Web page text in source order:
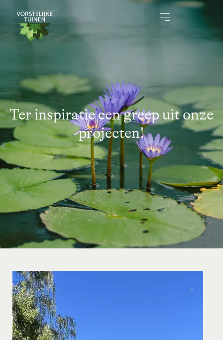
Ter inspiratie een greep uit onze
projecten!